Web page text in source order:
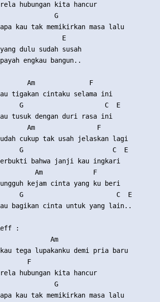
rela hubungan kita hancur
G
apa kau tak memikirkan masa lalu
E
yang dulu sudah susah
payah engkau bangun..
Am              F
tigakan cintaku selama ini
G                     C  E
tusuk dengan duri rasa ini
Am                F
cukup tak usah jelaskan lagi
G                       C  E
bahwa janji kau ingkari
Am             F
kejam cinta yang ku beri
G                        C  E
bagikan cinta untuk yang lain..
:
Am
kau tega lupakanku demi pria baru
F
rela hubungan kita hancur
G
apa kau tak memikirkan masa lalu